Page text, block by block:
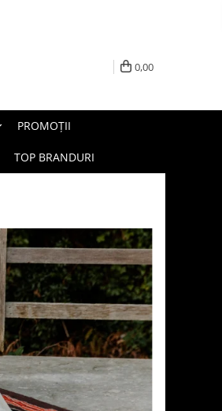
0,00
PROMOȚII
TOP BRANDURI